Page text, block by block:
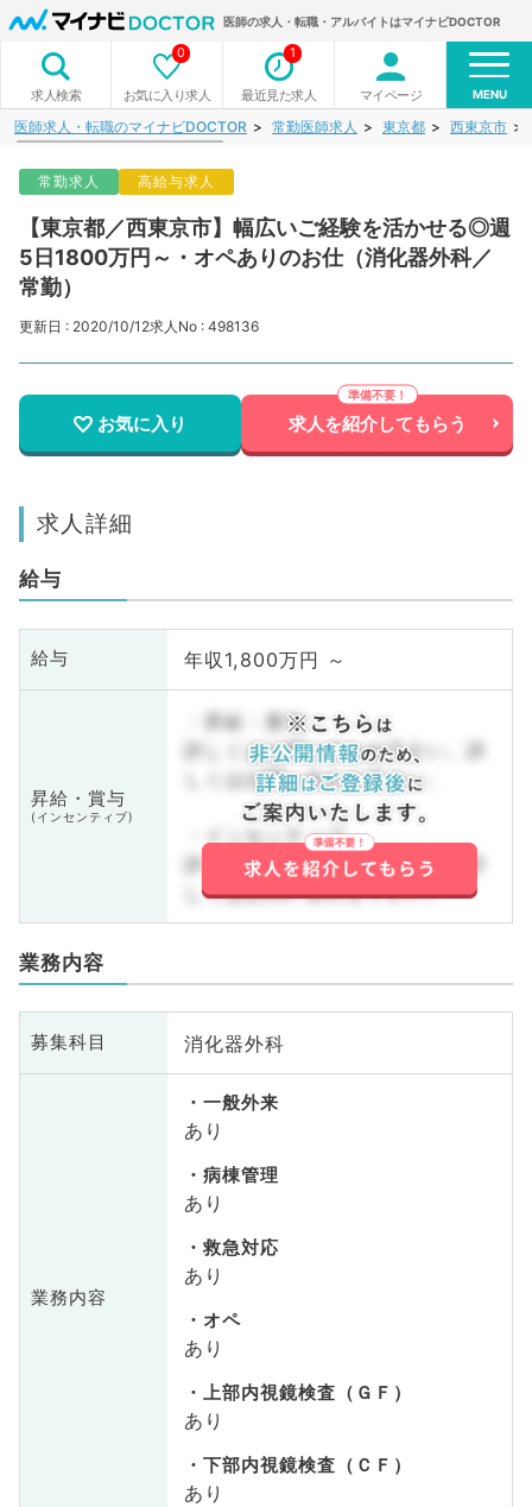
医師の求人・転職・アルバイトはマイナビDOCTOR
求人検索 お気に入り求人
0
最近見た求人
1
マイページ MENU
医師求人・転職のマイナビDOCTOR 常勤医師求人 東京都 西東京市
常勤求人 高給与求人
【東京都／西東京市】幅広いご経験を活かせる◎週
5日1800万円～・オペありのお仕（消化器外科／
常勤）
更新日 : 2020/10/12求人No : 498136
お気に入り 求人を紹介してもらう
求人詳細
給与
給与 年収1,800万円 ～
昇給・賞与
(インセンティブ)
・昇給・賞与
詳しくはお問い合わせ下さい。詳
しくはお問い合わせ下さい。
・インセンティブ
詳しくはお問い合わせ下さい。詳
しくはお問い合わせ下さい。
業務内容
募集科目 消化器外科
業務内容
一般外来
あり
病棟管理
あり
救急対応
あり
オペ
あり
上部内視鏡検査（ＧＦ）
あり
下部内視鏡検査（ＣＦ）
あり